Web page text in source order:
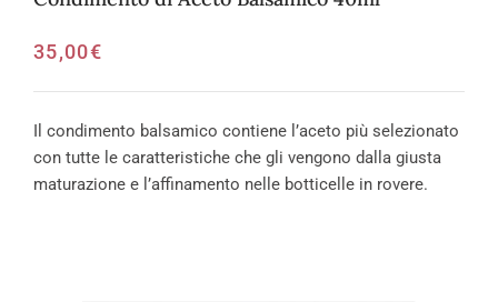
35,00€
Il condimento balsamico contiene l’aceto più selezionato
con tutte le caratteristiche che gli vengono dalla giusta
maturazione e l’affinamento nelle botticelle in rovere.